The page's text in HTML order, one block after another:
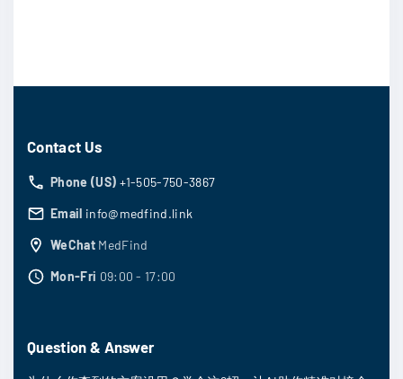
Contact Us
Phone (US) +1-505-750-3867
Email info@medfind.link
WeChat MedFind
Mon-Fri 09:00 - 17:00
Question & Answer